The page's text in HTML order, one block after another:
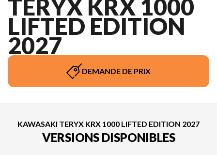
TERYX KRX 1000
LIFTED EDITION
2027
DEMANDE DE PRIX
KAWASAKI TERYX KRX 1000 LIFTED EDITION 2027
VERSIONS DISPONIBLES